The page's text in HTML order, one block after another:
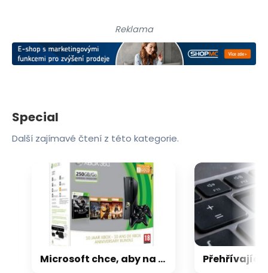
Reklama
Special
Další zajímavé čtení z této kategorie.
Microsoft chce, aby na Xbox Helix běhaly všechny hry, které kdy vyšly pro Xbox